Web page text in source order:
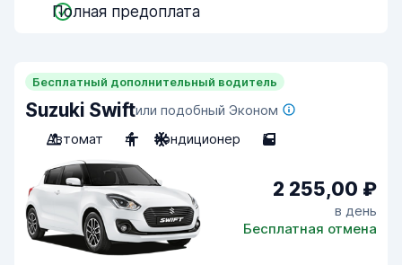
Полная предоплата
Бесплатный дополнительный водитель
Suzuki Swiftили подобный Эконом
Автомат
4 Кондиционер 5
2 255,00 ₽
в день
Бесплатная отмена